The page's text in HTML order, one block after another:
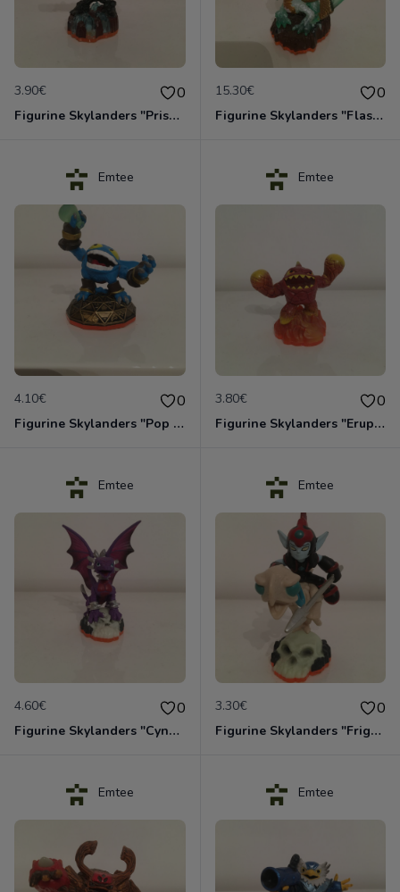
3.90€ 0
Figurine Skylanders "Prism Break - Giants, Lightcore"
15.30€ 0
Figurine Skylanders "Flashwing - Giants, Jade Skylanders"
Emtee
4.10€ 0
Figurine Skylanders "Pop Fizz - Giants"
Emtee
3.80€ 0
Figurine Skylanders "Eruptor - Giants, Lightcore"
Emtee
4.60€ 0
Figurine Skylanders "Cynder - Giants, Series 2"
Emtee
3.30€ 0
Figurine Skylanders "Fright Rider - Giants, Series 2"
Emtee Emtee